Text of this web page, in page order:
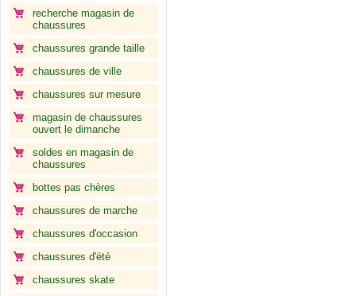
recherche magasin de
chaussures
chaussures grande taille
chaussures de ville
chaussures sur mesure
magasin de chaussures
ouvert le dimanche
soldes en magasin de
chaussures
bottes pas chères
chaussures de marche
chaussures d'occasion
chaussures d'été
chaussures skate